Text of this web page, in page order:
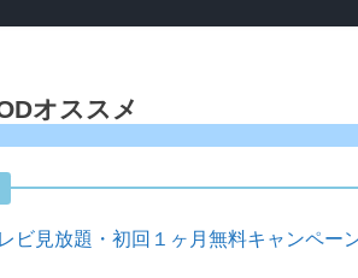
オススメ
見放題・初回１ヶ月無料キャンペー